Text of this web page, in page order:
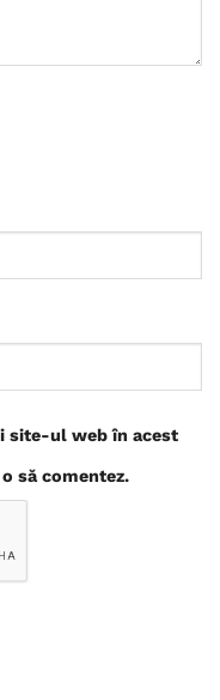
site-ul web în acest
să comentez.